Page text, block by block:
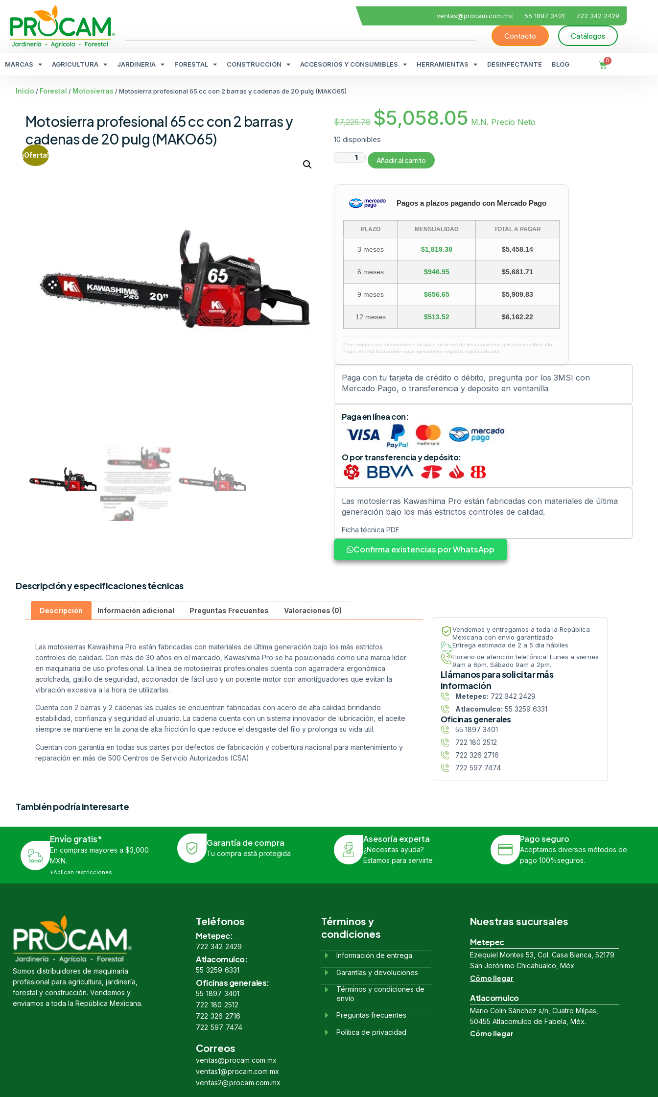
ventas@procam.com.mx 55 1897 3401 722 342 2429
Contacto Catálogos
MARCAS AGRICULTURA JARDINERÍA FORESTAL CONSTRUCCIÓN ACCESORIOS Y CONSUMIBLES HERRAMIENTAS DESINFECTANTE BLOG 0
Inicio / Forestal / Motosierras / Motosierra profesional 65 cc con 2 barras y cadenas de 20 pulg (MAKO65)
Motosierra profesional 65 cc con 2 barras y
cadenas de 20 pulg (MAKO65)
¡Oferta!
$7,225.78 $5,058.05 M.N. Precio Neto
10 disponibles
Añadir al carrito
Pagos a plazos pagando con Mercado Pago
PLAZO MENSUALIDAD TOTAL A PAGAR
3 meses $1,819.38 $5,458.14
6 meses $946.95 $5,681.71
9 meses $656.65 $5,909.83
12 meses $513.52 $6,162.22
* Los montos son informativos e incluyen intereses de financiamiento aplicados por Mercado
Pago. El total final puede variar ligeramente según la tarjeta utilizada.
Paga con tu tarjeta de crédito o débito, pregunta por los 3MSI con
Mercado Pago, o transferencia y deposito en ventanilla
Paga en línea con:
O por transferencia y depósito:
Las motosierras Kawashima Pro están fabricadas con materiales de última
generación bajo los más estrictos controles de calidad.
Ficha técnica PDF
Confirma existencias por WhatsApp
Descripción y especificaciones técnicas
Descripción Información adicional Preguntas Frecuentes Valoraciones (0)
Las motosierras Kawashima Pro están fabricadas con materiales de última generación bajo los más estrictos
controles de calidad. Con más de 30 años en el marcado, Kawashima Pro se ha posicionado como una marca lider
en maquinaria de uso profesional. La línea de motosierras profesionales cuenta con agarradera ergonómica
acolchada, gatillo de seguridad, accionador de fácil uso y un potente motor con amortiguadores que evitan la
vibración excesiva a la hora de utilizarlas.
Cuenta con 2 barras y 2 cadenas las cuales se encuentran fabricadas con acero de alta calidad brindando
estabilidad, confianza y seguridad al usuario. La cadena cuenta con un sistema innovador de lubricación, el aceite
siempre se mantiene en la zona de alta fricción lo que reduce el desgaste del filo y prolonga su vida util.
Cuentan con garantía en todas sus partes por defectos de fabricación y cobertura nacional para mantenimiento y
reparación en más de 500 Centros de Servicio Autorizados (CSA).
Vendemos y entregamos a toda la República
Mexicana con envío garantizado
Entrega estimada de 2 a 5 día hábiles
Horario de atención telefónica: Lunes a viernes
9am a 6pm. Sábado 9am a 2pm.
Llámanos para solicitar más
información
Metepec: 722 342 2429
Atlacomulco: 55 3259 6331
Oficinas generales
55 1897 3401
722 180 2512
722 326 2716
722 597 7474
También podría interesarte
Envío gratis*
En compras mayores a $3,000
MXN.
*Aplican restricciones
Garantía de compra
Tu compra está protegida
Asesoría experta
¿Necesitas ayuda?
Estamos para servirte
Pago seguro
Aceptamos diversos métodos de
pago 100%seguros.
Somos distribuidores de maquinaria
profesional para agricultura, jardinería,
forestal y construcción. Vendemos y
enviamos a toda la República Mexicana.
Teléfonos
Metepec:
722 342 2429
Atlacomulco:
55 3259 6331
Oficinas generales:
55 1897 3401
722 180 2512
722 326 2716
722 597 7474
Correos
ventas@procam.com.mx
ventas1@procam.com.mx
ventas2@procam.com.mx
Términos y
condiciones
Información de entrega
Garantías y devoluciones
Términos y condiciones de
envío
Preguntas frecuentes
Politica de privacidad
Nuestras sucursales
Metepec
Ezequiel Montes 53, Col. Casa Blanca, 52179
San Jerónimo Chicahualco, Méx.
Cómo llegar
Atlacomulco
Mario Colin Sánchez s/n, Cuatro Milpas,
50455 Atlacomulco de Fabela, Méx.
Cómo llegar